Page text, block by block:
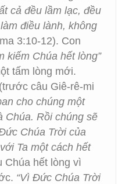
cả đều lầm lạc, đều
điều lành, không
3:10-12). Con
kiếm Chúa hết lòng”
tấm lòng mới.
câu Giê-rê-mi
cho chúng một
Chúa. Rồi chúng sẽ
Chúa Trời của
Ta một cách hết
Chúa hết lòng vì
“Vì Đức Chúa Trời